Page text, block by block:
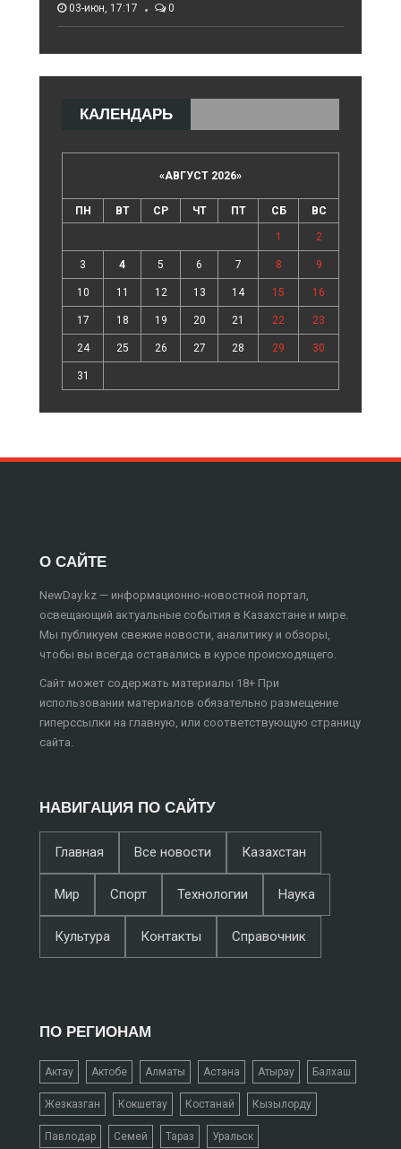
03-июн, 17:17 0
КАЛЕНДАРЬ
«АВГУСТ 2026»
ПН ВТ СР ЧТ ПТ СБ ВС
1 2
3 4 5 6 7 8 9
10 11 12 13 14 15 16
17 18 19 20 21 22 23
24 25 26 27 28 29 30
31
О САЙТЕ
NewDay.kz — информационно-новостной портал,
освещающий актуальные события в Казахстане и мире.
Мы публикуем свежие новости, аналитику и обзоры,
чтобы вы всегда оставались в курсе происходящего.
Сайт может содержать материалы 18+ При
использовании материалов обязательно размещение
гиперссылки на главную, или соответствующую страницу
сайта.
НАВИГАЦИЯ ПО САЙТУ
Главная Все новости Казахстан
Мир Спорт Технологии Наука
Культура Контакты Справочник
ПО РЕГИОНАМ
Актау Актобе Алматы Астана Атырау Балхаш
Жезказган Кокшетау Костанай Кызылорду
Павлодар Семей Тараз Уральск